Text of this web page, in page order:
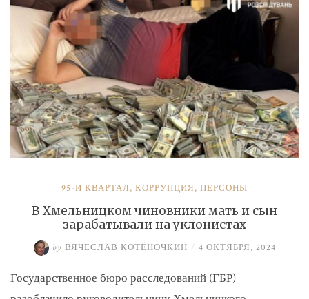
95-Й КВАРТАЛ, КОРРУПЦИЯ, ПЕРСОНЫ
В Хмельницком чиновники мать и сын
зарабатывали на уклонистах
by ВЯЧЕСЛАВ КОТЁНОЧКИН / 4 ОКТЯБРЯ, 2024
Государственное бюро расследований (ГБР)